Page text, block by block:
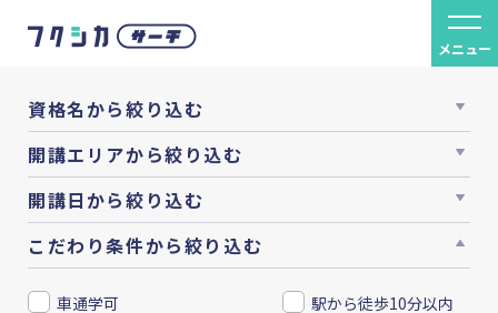
メニュー
資格名から絞り込む
開講エリアから絞り込む
開講日から絞り込む
こだわり条件から絞り込む
車通学可
駅から徒歩10分以内